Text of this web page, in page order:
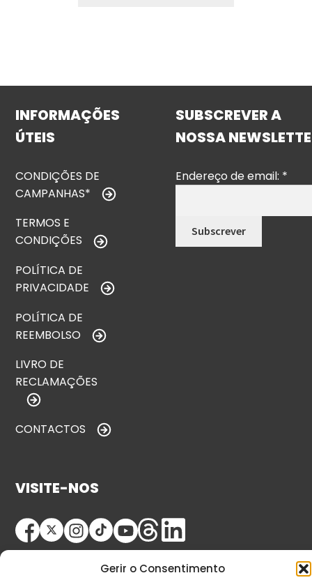
Gerir o Consentimento
INFORMAÇÕES
ÚTEIS
CONDIÇÕES DE
CAMPANHAS*
TERMOS E
CONDIÇÕES
POLÍTICA DE
PRIVACIDADE
POLÍTICA DE
REEMBOLSO
LIVRO DE
RECLAMAÇÕES
CONTACTOS
SUBSCREVER A
NOSSA
Endereço de email: *
VISITE-NOS